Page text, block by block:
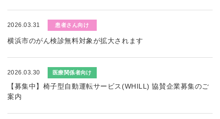
2026.03.31 患者さん向け
横浜市のがん検診無料対象が拡大されます
2026.03.30 医療関係者向け
【募集中】椅子型自動運転サービス(WHILL) 協賛企業募集のご
案内